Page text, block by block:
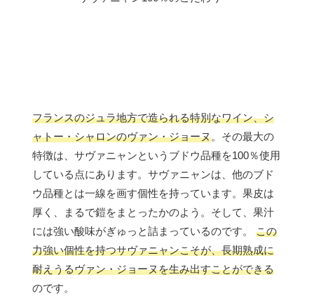
フランスのジュラ地方で造られる特別なワイン、シ
ャトー・シャロンのヴァン・ジョーヌ。その最大の
特徴は、サヴァニャンというブドウ品種を100％使用
している点にあります。サヴァニャンは、他のブド
ウ品種とは一線を画す個性を持っています。果皮は
厚く、まるで鎧をまとったかのよう。そして、果汁
には強い酸味がぎゅっと詰まっているのです。 この
力強い個性を持つサヴァニャンこそが、長期熟成に
耐えうるヴァン・ジョーヌを生み出すことができる
のです。